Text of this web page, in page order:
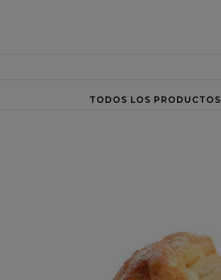
TODOS LOS PRODUCTOS